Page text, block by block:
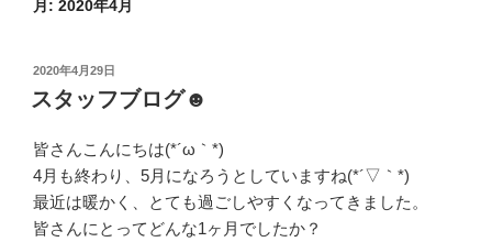
月: 2020年4月
投
稿
日:
2020年4月29日
スタッフブログ☻
皆さんこんにちは(*´ω｀*)
4月も終わり、5月になろうとしていますね(*´▽｀*)
最近は暖かく、とても過ごしやすくなってきました。
皆さんにとってどんな1ヶ月でしたか？